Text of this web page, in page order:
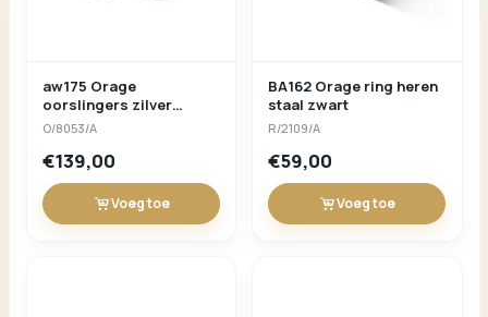
aw175 Orage
oorslingers zilver
zirconium
O/8053/A
€139,00
Voeg toe
BA162 Orage ring heren
staal zwart
R/2109/A
€59,00
Voeg toe